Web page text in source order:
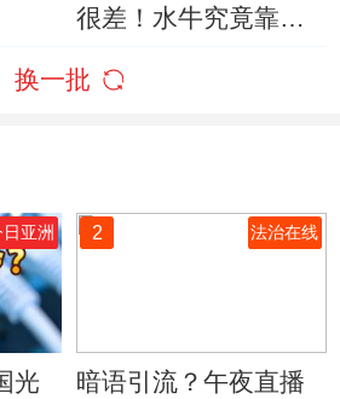
很差！水牛究竟靠什
换一批
日亚洲
光
2 法治在线
暗语引流？午夜直播